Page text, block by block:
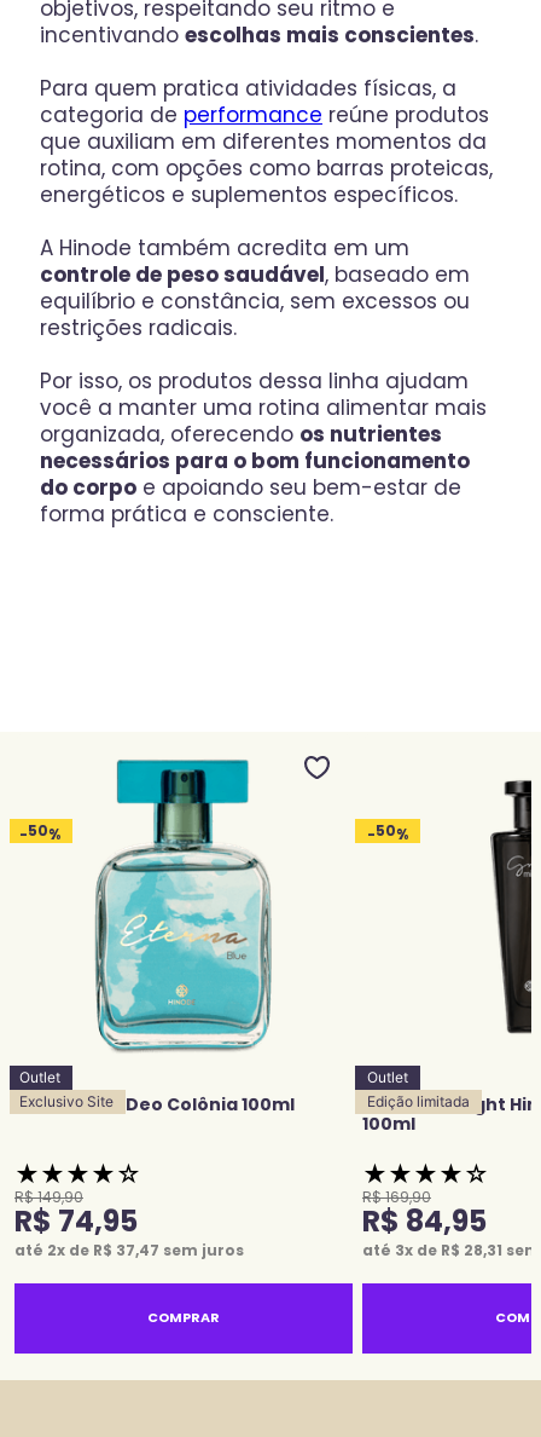
objetivos, respeitando seu ritmo e
incentivando escolhas mais conscientes.
Para quem pratica atividades físicas, a
categoria de performance reúne produtos
que auxiliam em diferentes momentos da
rotina, com opções como barras proteicas,
energéticos e suplementos específicos.
A Hinode também acredita em um
controle de peso saudável, baseado em
equilíbrio e constância, sem excessos ou
restrições radicais.
Por isso, os produtos dessa linha ajudam
você a manter uma rotina alimentar mais
organizada, oferecendo os nutrientes
necessários para o bom funcionamento
do corpo e apoiando seu bem-estar de
forma prática e consciente.
-50%
Outlet
Exclusivo Site
Eterna Blue Deo Colônia 100ml
★★★★☆
R$149,90
R$ 74,95
até 2x de R$ 37,47 sem juros
COMPRAR
-50%
Outlet
Edição limitada
Grace Midnight
100ml
★★★★☆
R$169,90
R$ 84,95
até 3x de R$ 28,31